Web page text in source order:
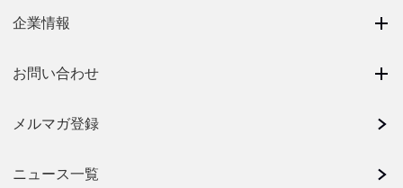
企業情報
お問い合わせ
メルマガ登録
ニュース一覧